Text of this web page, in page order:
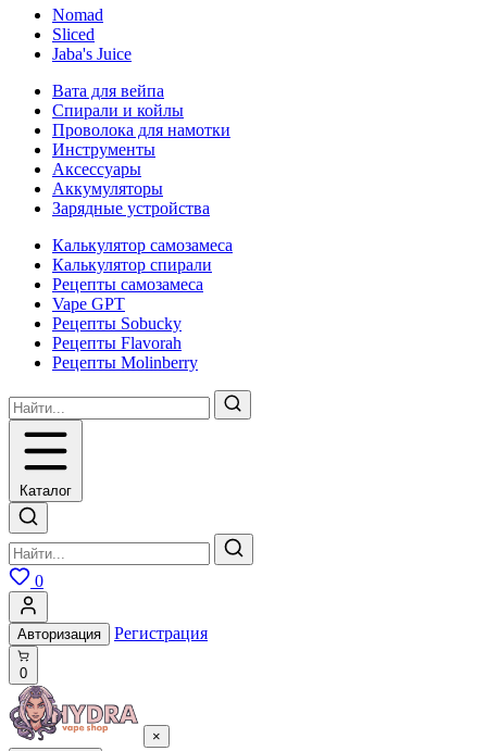
Nomad
Sliced
Jaba's Juice
Вата для вейпа
Спирали и койлы
Проволока для намотки
Инструменты
Аксесcуары
Аккумуляторы
Зарядные устройства
Калькулятор самозамеса
Калькулятор спирали
Рецепты самозамеса
Vape GPT
Рецепты Sobucky
Рецепты Flavorah
Рецепты Molinberry
Каталог
0
Авторизация Регистрация
0
×